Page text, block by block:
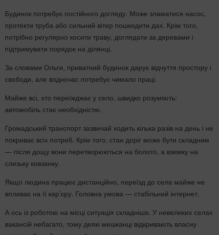
Будинок потребує постійного догляду. Може зламатися насос,
протекти труба або сильний вітер пошкодити дах. Крім того,
потрібно регулярно косити траву, доглядати за деревами і
підтримувати порядок на ділянці.
За словами Ольги, приватний будинок дарує відчуття простору і
свободи, але водночас потребує чимало праці.
Майже всі, хто переїжджає у село, швидко розуміють:
автомобіль стає необхідністю.
Громадський транспорт зазвичай ходить кілька разів на день і не
покриває всіх потреб. Крім того, стан доріг може бути складним
— після дощу вони перетворюються на болото, а взимку на
слизьку ковзанку.
Якщо людина працює дистанційно, переїзд до села майже не
впливає на її кар’єру. Головна умова — стабільний інтернет.
А ось із роботою на місці ситуація складніша. У невеликих селах
вакансій небагато, тому деякі мешканці відкривають власну